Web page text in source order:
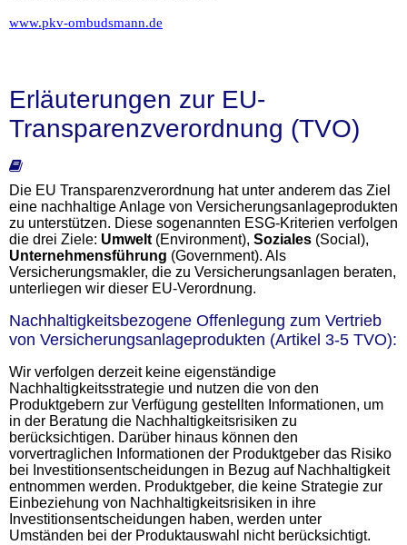
www.pkv-ombudsmann.de
Erläuterungen zur EU-
Transparenzverordnung (TVO)
Die EU Transparenzverordnung hat unter anderem das Ziel
eine nachhaltige Anlage von Versicherungsanlageprodukten
zu unterstützen. Diese sogenannten ESG-Kriterien verfolgen
die drei Ziele: Umwelt (Environment), Soziales (Social),
Unternehmensführung (Government). Als
Versicherungsmakler, die zu Versicherungsanlagen beraten,
unterliegen wir dieser EU-Verordnung.
Nachhaltigkeitsbezogene Offenlegung zum Vertrieb
von Versicherungsanlageprodukten (Artikel 3-5 TVO):
Wir verfolgen derzeit keine eigenständige
Nachhaltigkeitsstrategie und nutzen die von den
Produktgebern zur Verfügung gestellten Informationen, um
in der Beratung die Nachhaltigkeitsrisiken zu
berücksichtigen. Darüber hinaus können den
vorvertraglichen Informationen der Produktgeber das Risiko
bei Investitionsentscheidungen in Bezug auf Nachhaltigkeit
entnommen werden. Produktgeber, die keine Strategie zur
Einbeziehung von Nachhaltigkeitsrisiken in ihre
Investitionsentscheidungen haben, werden unter
Umständen bei der Produktauswahl nicht berücksichtigt.